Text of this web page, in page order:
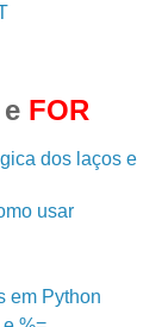
e FOR
dos laços e
usar
em Python